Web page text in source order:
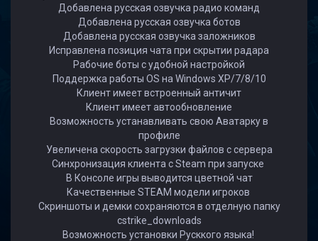
Добавлена русская озвучка радио команд
Добавлена русская озвучка ботов
Добавлена русская озвучка заложников
Исправлена позиция чата при скрытии радара
Рабочие боты с удобной настройкой
Поддержка работы OS на Windows XP/7/8/10
Клиент имеет встроенный античит
Клиент имеет автообновление
Возможность устанавливать свою Аватарку в
профиле
Увеличена скорость загрузки файлов с сервера
Синхронизация клиента с Steam при запуске
В Консоле игры выводится цветной чат
Качественные STEAM модели игроков
Скриншоты и демки сохраняются в отделную папку
cstrike_downloads
Возможность установки Русккого языка!